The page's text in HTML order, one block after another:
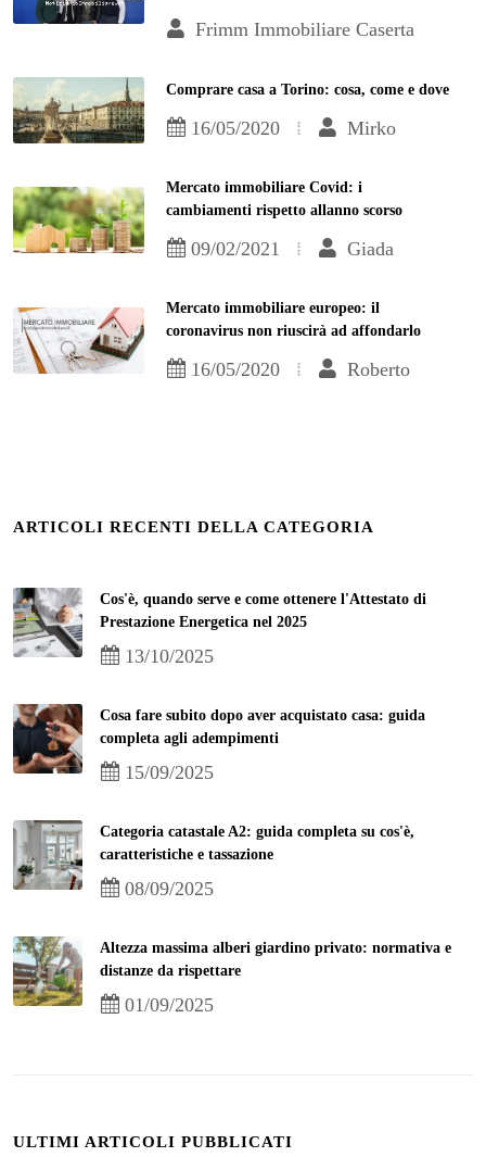
Frimm Immobiliare Caserta
Comprare casa a Torino: cosa, come e dove
16/05/2020 Mirko
Mercato immobiliare Covid: i
cambiamenti rispetto allanno scorso
09/02/2021 Giada
Mercato immobiliare europeo: il
coronavirus non riuscirà ad affondarlo
16/05/2020 Roberto
ARTICOLI RECENTI DELLA CATEGORIA
Cos'è, quando serve e come ottenere l'Attestato di
Prestazione Energetica nel 2025
13/10/2025
Cosa fare subito dopo aver acquistato casa: guida
completa agli adempimenti
15/09/2025
Categoria catastale A2: guida completa su cos'è,
caratteristiche e tassazione
08/09/2025
Altezza massima alberi giardino privato: normativa e
distanze da rispettare
01/09/2025
ULTIMI ARTICOLI PUBBLICATI